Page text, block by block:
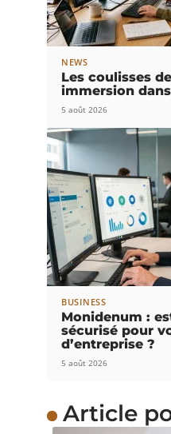
NEWS
Les coulisses
immersion
5 août 2026
BUSINESS
Monidenum :
sécurisé pour
d’entreprise ?
5 août 2026
Article